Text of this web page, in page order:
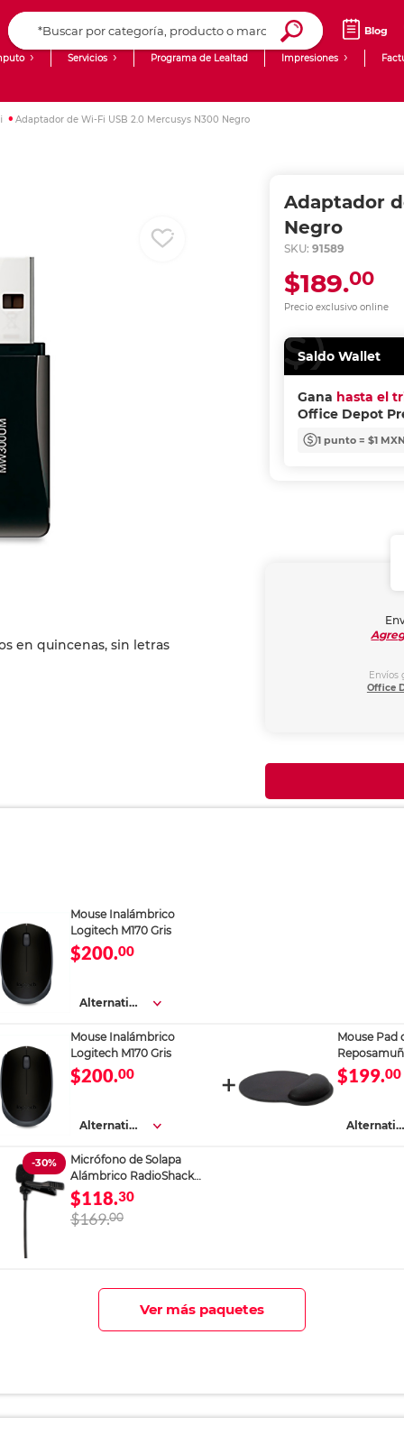
Blog
Servicios Programa de Lealtad Impresiones
Adaptador de Wi-Fi USB 2.0 Mercusys N300 Negro
Adaptador
Negro
SKU: 91589
Precio exclusivo online
$189.00
Saldo Wallet
Gana hasta el
Office Depot
1 punto = $1 MXN
Envíos
Office
Mouse Inalámbrico
Logitech M170 Gris
$200.00
Alternativa
Mouse Inalámbrico
Logitech M170 Gris
$200.00
Alternativa
Mouse Pad
Foam
Negro
$199.00
Alternativa
-30%
Micrófono de Solapa
Alámbrico RadioShack
Omnidireccional 1.5 m
$118.30
$169.00
Ver más paquetes